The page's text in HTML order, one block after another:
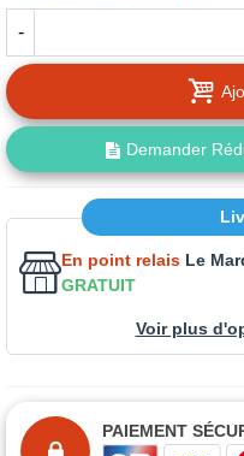
-
Demander
En point relais Le
GRATUIT
Voir plus
PAIEMENT